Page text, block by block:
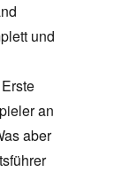
und
an
aber